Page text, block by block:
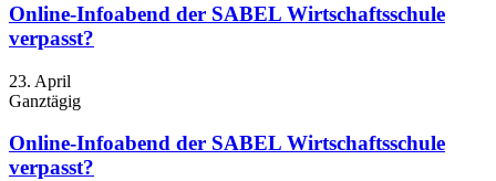
Online-Infoabend der SABEL Wirtschaftsschule
verpasst?
23. April
Ganztägig
Online-Infoabend der SABEL Wirtschaftsschule
verpasst?